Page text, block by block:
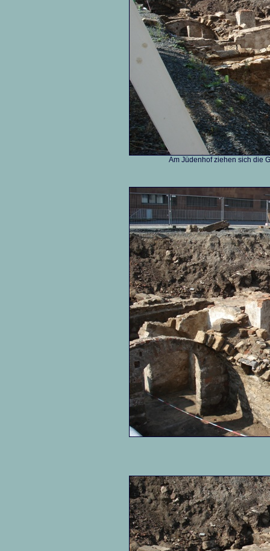
Am Jüdenhof ziehen sich die